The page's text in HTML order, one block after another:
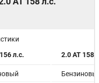
л.с. 2.0 AT 158